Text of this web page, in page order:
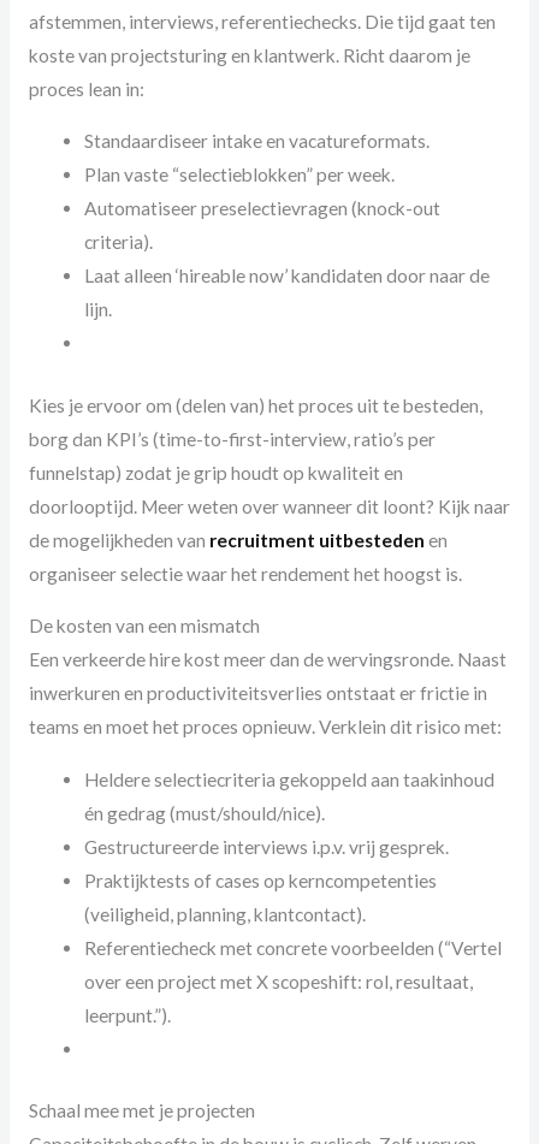
afstemmen, interviews, referentiechecks. Die tijd gaat ten
koste van projectsturing en klantwerk. Richt daarom je
proces lean in:
Standaardiseer intake en vacatureformats.
Plan vaste “selectieblokken” per week.
Automatiseer preselectievragen (knock-out
criteria).
Laat alleen ‘hireable now’ kandidaten door naar de
lijn.
Kies je ervoor om (delen van) het proces uit te besteden,
borg dan KPI’s (time-to-first-interview, ratio’s per
funnelstap) zodat je grip houdt op kwaliteit en
doorlooptijd. Meer weten over wanneer dit loont? Kijk naar
de mogelijkheden van recruitment uitbesteden en
organiseer selectie waar het rendement het hoogst is.
De kosten van een mismatch
Een verkeerde hire kost meer dan de wervingsronde. Naast
inwerkuren en productiviteitsverlies ontstaat er frictie in
teams en moet het proces opnieuw. Verklein dit risico met:
Heldere selectiecriteria gekoppeld aan taakinhoud
én gedrag (must/should/nice).
Gestructureerde interviews i.p.v. vrij gesprek.
Praktijktests of cases op kerncompetenties
(veiligheid, planning, klantcontact).
Referentiecheck met concrete voorbeelden (“Vertel
over een project met X scopeshift: rol, resultaat,
leerpunt.”).
Schaal mee met je projecten